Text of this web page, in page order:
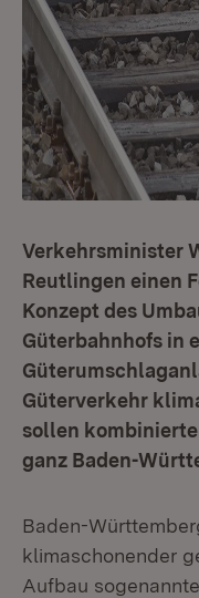
Verkehrsminister
Reutlingen einen
Konzept des
Güterbahnhofs in
Güterverkehr
sollen
ganz Baden-
Baden-
klimaschonender
Aufbau